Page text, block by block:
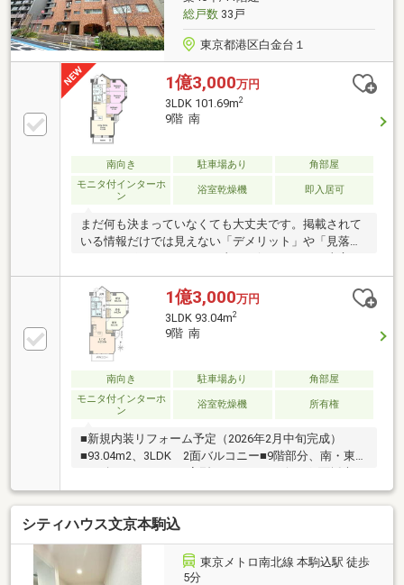
ください。
総戸数33戸
東京都港区白金台１
1億3,000万円
3LDK 101.69m2
9階 南
南向き 駐車場あり
角部屋
モニタ付インターホ
ン
浴室乾燥機 即入居可
まだ何も決まっていなくても大丈夫です。掲載されて
いる情報だけでは見えない「デメリット」や「見落と
ウス品川では、物件のご紹介だけでなく、「どう選ぶ
か」までしっかりサポート。現地でしか分からない空
気感や周辺環境も含めて、一緒に納得できる住まい探
しを進めていきましょう。相談だけでも大歓迎です。
まだご希望が定まっていなくても大丈夫。まずはお気
軽にご相談ください。
1億3,000万円
3LDK 93.04m2
9階 南
南向き 駐車場あり
角部屋
モニタ付インターホ
ン
浴室乾燥機 所有権
■新規内装リフォーム予定（2026年2月中旬完成）
■93.04m2、3LDK 2面バルコニー■9階部分、南・東向
ボウルの洗面台■各居室に開口部がある間取り■8.65m2
のトランクルーム付■藤和不動産株式会社旧分譲■総戸
数33戸■東京メトロ南北線・都営三田線「白金高輪」
駅 徒歩6分■東京メトロ南北線・都営三田線「白金
台」駅 徒歩10分■都営浅草線「高輪台」駅 徒歩11分
シティハウス文京本駒込
東京メトロ南北線 本駒込駅 徒歩
5分